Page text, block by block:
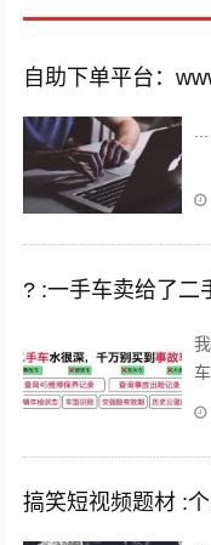
搞笑短视频题材 :